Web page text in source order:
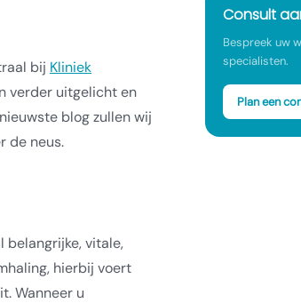
bij Kliniek
verder uitgelicht en
blog zullen wij
de neus.
belangrijke, vitale,
hierbij voert
Wanneer u
Consult
Bespreek uw
specialisten.
Plan een